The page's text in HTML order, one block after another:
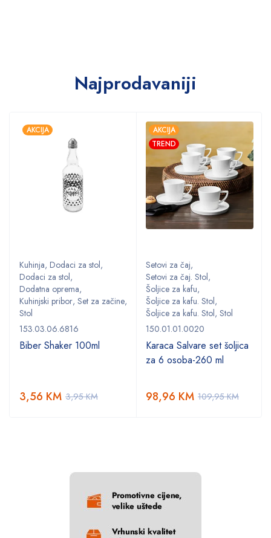
Najprodavaniji
AKCIJA
Kuhinja, Dodaci za stol,
Dodaci za stol,
Dodatna oprema,
Kuhinjski pribor, Set za začine,
Stol
153.03.06.6816
Biber Shaker 100ml
3,95KM
3,56 KM
AKCIJA
TREND
Setovi za čaj,
Setovi za čaj. Stol,
Šoljice za kafu,
Šoljice za kafu. Stol,
Šoljice za kafu. Stol, Stol
150.01.01.0020
Karaca Salvare set šoljica
za 6 osoba-260 ml
109,95KM
98,96 KM